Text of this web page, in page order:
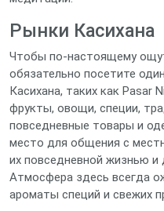
Рынки Касихана
Чтобы по-настоящему
обязательно посетите
Касихана, таких как Pasar
фрукты, овощи, специи,
повседневные товары и
место для общения с
их повседневной жизнью и
Атмосфера здесь всегда
ароматы специй и свежих